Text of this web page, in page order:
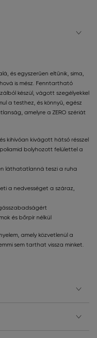
és egyszerűen eltűnik, sima,
is mész. Fenntartható
készül, vágott szegélyekkel
a testhez, és könnyű, egész
amelyre a ZERO szériát
kihívóan kivágott hátsó résszel
bolyhozott felülettel a
láthatatlanná teszi a ruha
a nedvességet a száraz,
és bőrpír nélkül
amely közvetlenül a
sem tarthat vissza minket.